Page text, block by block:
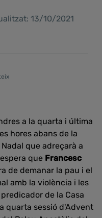
13/10/2021
a la quarta i última
hores abans de la
que adreçarà a
que Francesc
de demanar la pau i el
amb la violència i les
predicador de la Casa
quarta sessió d'Advent